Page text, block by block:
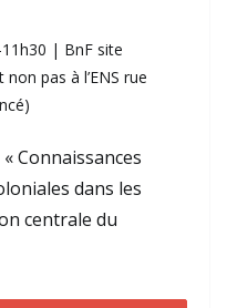
| BnF site
pas à l’ENS rue
« Connaissances
dans les
centrale du